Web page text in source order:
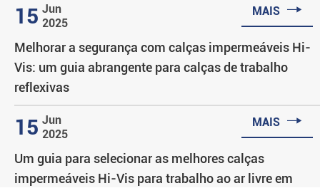
15 Jun
2025
MAIS 
Melhorar a segurança com calças impermeáveis Hi-
Vis: um guia abrangente para calças de trabalho
reflexivas
15 Jun
2025
MAIS 
Um guia para selecionar as melhores calças
impermeáveis Hi-Vis para trabalho ao ar livre em